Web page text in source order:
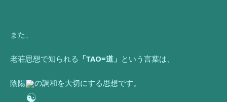
また、
老荘思想で知られる 「TAO=道」 という言葉は、
陰陽 の調和を大切にする思想です。